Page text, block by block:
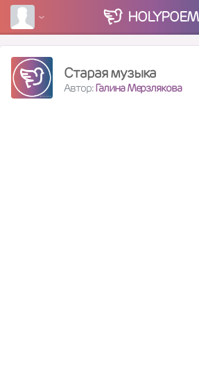
HOLYPOEM
Старая музыка
Автор:Галина Мерзлякова